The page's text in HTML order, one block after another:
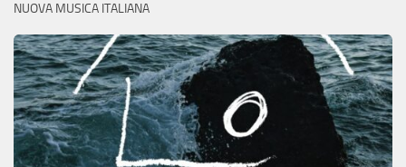
NUOVA MUSICA ITALIANA